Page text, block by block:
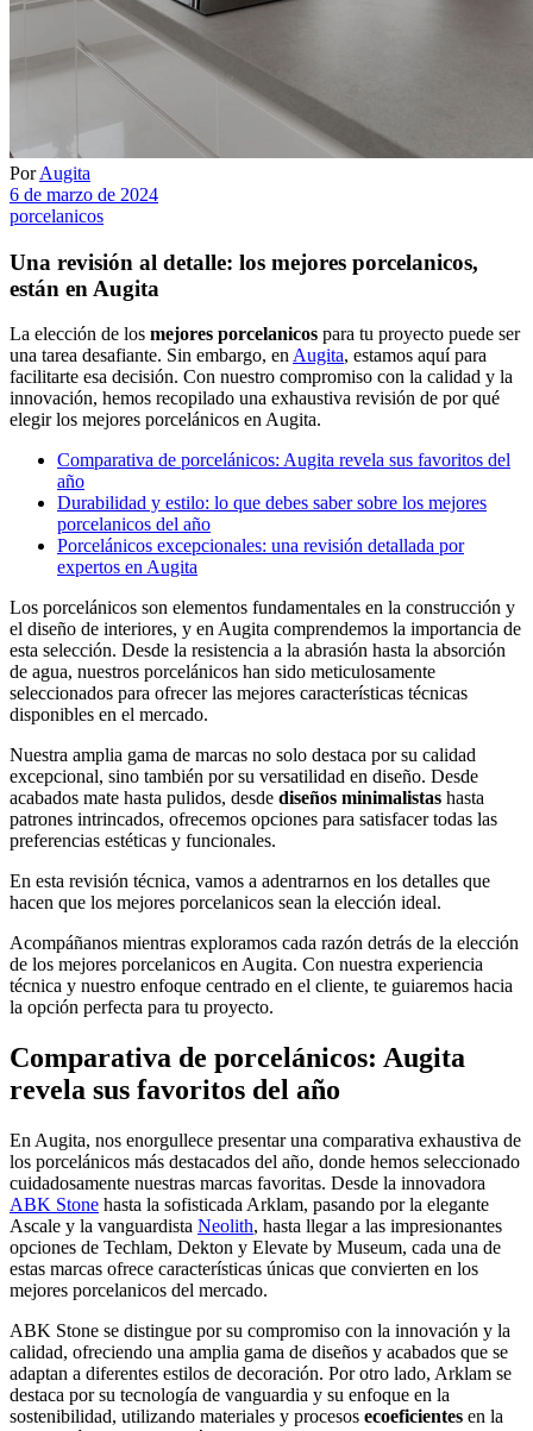
PorAugita
6 de marzo de 2024
porcelanicos
Una revisión al detalle: los mejores porcelanicos,
están en Augita
La elección de los mejores porcelanicos para tu proyecto puede ser
una tarea desafiante. Sin embargo, enAugita, estamos aquí para
facilitarte esa decisión. Con nuestro compromiso con la calidad y la
innovación, hemos recopilado una exhaustiva revisión de por qué
elegir los mejores porcelánicos en Augita.
Comparativa de porcelánicos: Augita revela sus favoritos del
año
Durabilidad y estilo: lo que debes saber sobre los mejores
porcelanicos del año
Porcelánicos excepcionales: una revisión detallada por
expertos en Augita
Los porcelánicos son elementos fundamentales en la construcción y
el diseño de interiores, y en Augita comprendemos la importancia de
esta selección. Desde la resistencia a la abrasión hasta la absorción
de agua, nuestros porcelánicos han sido meticulosamente
seleccionados para ofrecer las mejores características técnicas
disponibles en el mercado.
Nuestra amplia gama de marcas no solo destaca por su calidad
excepcional, sino también por su versatilidad en diseño. Desde
acabados mate hasta pulidos, desde diseños minimalistas hasta
patrones intrincados, ofrecemos opciones para satisfacer todas las
preferencias estéticas y funcionales.
En esta revisión técnica, vamos a adentrarnos en los detalles que
hacen que los mejores porcelanicos sean la elección ideal.
Acompáñanos mientras exploramos cada razón detrás de la elección
de los mejores porcelanicos en Augita. Con nuestra experiencia
técnica y nuestro enfoque centrado en el cliente, te guiaremos hacia
la opción perfecta para tu proyecto.
Comparativa de porcelánicos: Augita
revela sus favoritos del año
En Augita, nos enorgullece presentar una comparativa exhaustiva de
los porcelánicos más destacados del año, donde hemos seleccionado
cuidadosamente nuestras marcas favoritas. Desde la innovadora
ABK Stone hasta la sofisticada Arklam, pasando por la elegante
Ascale y la vanguardista Neolith, hasta llegar a las impresionantes
opciones de Techlam, Dekton y Elevate by Museum, cada una de
estas marcas ofrece características únicas que convierten en los
mejores porcelanicos del mercado.
ABK Stone se distingue por su compromiso con la innovación y la
calidad, ofreciendo una amplia gama de diseños y acabados que se
adaptan a diferentes estilos de decoración. Por otro lado, Arklam se
destaca por su tecnología de vanguardia y su enfoque en la
sostenibilidad, utilizando materiales y procesos ecoeficientes en la